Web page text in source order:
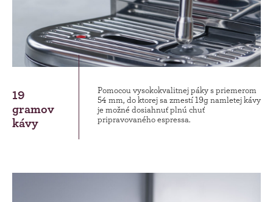
19
gramov
kávy
Pomocou vysokokvalitnej páky s priemerom
54 mm, do ktorej sa zmestí 19g namletej kávy
je možné dosiahnuť plnú chuť
pripravovaného espressa.